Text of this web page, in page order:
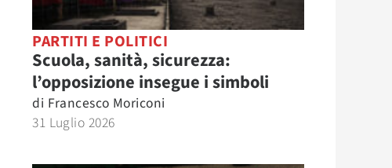
PARTITI E POLITICI
Scuola, sanità, sicurezza:
l’opposizione insegue i simboli
di Francesco Moriconi
31 Luglio 2026